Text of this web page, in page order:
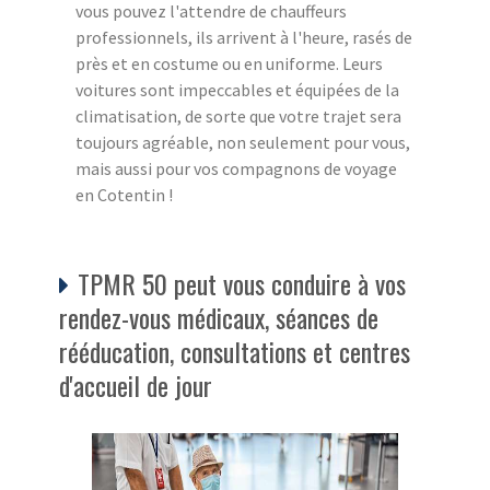
vous pouvez l'attendre de chauffeurs
professionnels, ils arrivent à l'heure, rasés de
près et en costume ou en uniforme. Leurs
voitures sont impeccables et équipées de la
climatisation, de sorte que votre trajet sera
toujours agréable, non seulement pour vous,
mais aussi pour vos compagnons de voyage
en Cotentin !
TPMR 50 peut vous conduire à vos
rendez-vous médicaux, séances de
rééducation, consultations et centres
d'accueil de jour